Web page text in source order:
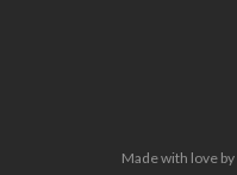
Made with love by